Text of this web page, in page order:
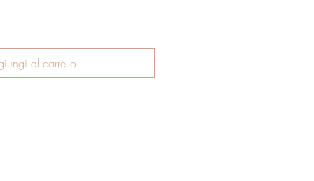
al carrello